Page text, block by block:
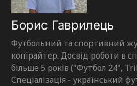
Борис Гаврилець
Футбольний та спортивний
копірайтер. Досвід роботи в
більше 5 років ("Футбол 24",
Спеціалізація - український